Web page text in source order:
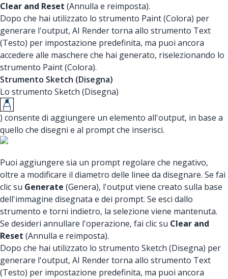
Clear and Reset (Annulla e reimposta).
Dopo che hai utilizzato lo strumento Paint (Colora) per
generare l'output, AI Render torna allo strumento Text
(Testo) per impostazione predefinita, ma puoi ancora
accedere alle maschere che hai generato, riselezionando lo
strumento Paint (Colora).
Strumento Sketch (Disegna)
Lo strumento Sketch (Disegna)
) consente di aggiungere un elemento all'output, in base a
quello che disegni e al prompt che inserisci.
Puoi aggiungere sia un prompt regolare che negativo,
oltre a modificare il diametro delle linee da disegnare. Se fai
clic su Generate (Genera), l'output viene creato sulla base
dell'immagine disegnata e dei prompt. Se esci dallo
strumento e torni indietro, la selezione viene mantenuta.
Se desideri annullare l'operazione, fai clic su Clear and
Reset (Annulla e reimposta).
Dopo che hai utilizzato lo strumento Sketch (Disegna) per
generare l'output, AI Render torna allo strumento Text
(Testo) per impostazione predefinita, ma puoi ancora